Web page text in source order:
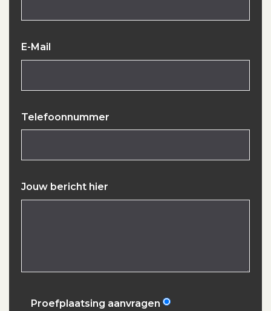
E-Mail
Telefoonnummer
Jouw bericht hier
Proefplaatsing aanvragen